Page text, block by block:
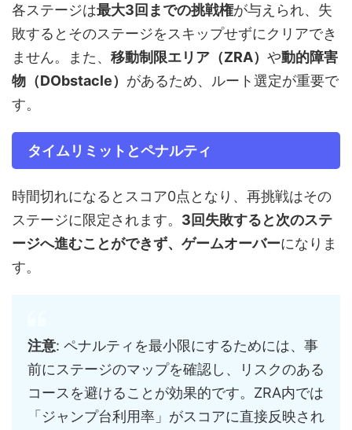
各ステージは最大3回までの挑戦権が与えられ、失
敗するとそのステージをスキップせずにクリアでき
ません。また、 移動制限エリア（ZRA） や動的障害
物（DObstacle） があるため、ルート選定が重要で
す。
タイムリミットとペナルティ
時間切れになるとスコア0点となり、再挑戦はその
ステージに限定されます。 3回失敗すると次のステ
ージへ進むことができず、ゲームオーバーになりま
す。
注意: ペナルティを最小限にするためには、事
前にステージのマップを確認し、リスクのある
コースを避けることが効果的です。ZRA内では
「ジャンプ台利用率」がスコアに直接反映され